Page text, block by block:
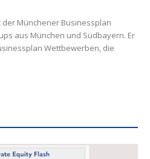
Münchener Businessplan
aus München und Südbayern. Er
Wettbewerben, die